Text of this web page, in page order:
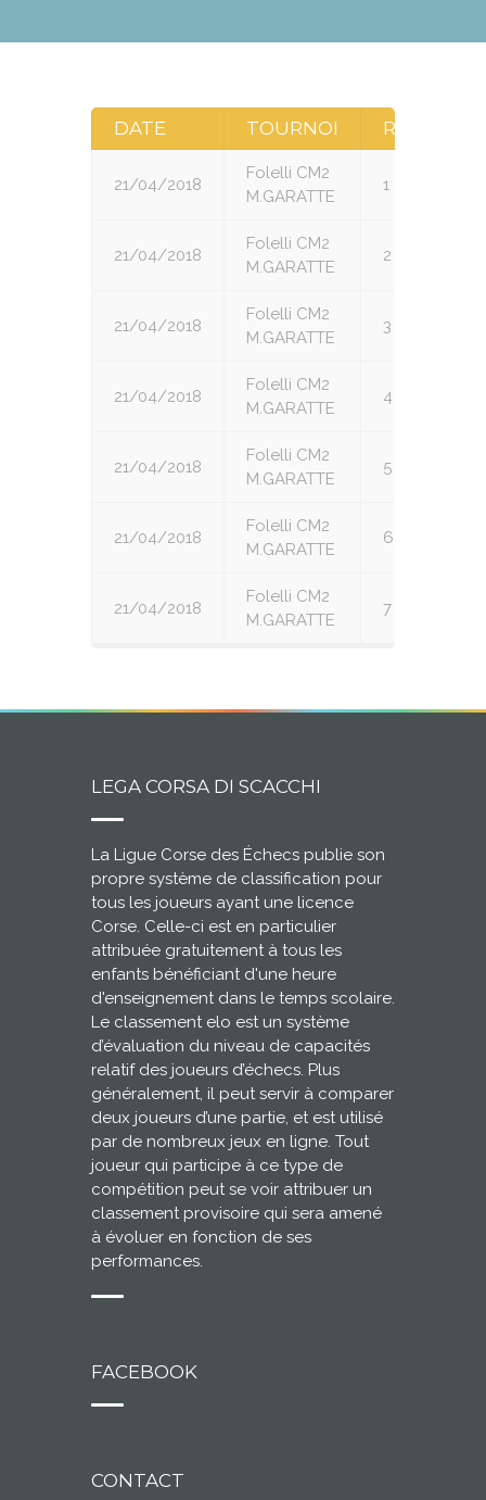
DATE TOURNOI RONDE
21/04/2018
Folelli CM2
M.GARATTE
1
21/04/2018
Folelli CM2
M.GARATTE
2
21/04/2018
Folelli CM2
M.GARATTE
3
21/04/2018
Folelli CM2
M.GARATTE
4
21/04/2018
Folelli CM2
M.GARATTE
5
21/04/2018
Folelli CM2
M.GARATTE
6
21/04/2018
Folelli CM2
M.GARATTE
7
LEGA CORSA DI SCACCHI
La Ligue Corse des Échecs publie son
propre système de classification pour
tous les joueurs ayant une licence
Corse. Celle-ci est en particulier
attribuée gratuitement à tous les
enfants bénéficiant d'une heure
d'enseignement dans le temps scolaire.
Le classement elo est un système
d’évaluation du niveau de capacités
relatif des joueurs d’échecs. Plus
généralement, il peut servir à comparer
deux joueurs d’une partie, et est utilisé
par de nombreux jeux en ligne. Tout
joueur qui participe à ce type de
compétition peut se voir attribuer un
classement provisoire qui sera amené
à évoluer en fonction de ses
performances.
FACEBOOK
CONTACT